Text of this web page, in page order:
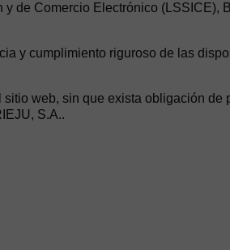
de Comercio Electrónico (LSSICE),
y cumplimiento riguroso de las
web, sin que exista obligación de
S.A..